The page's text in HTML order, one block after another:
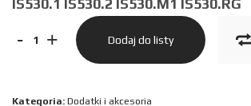
IS530.1 IS530.2 IS530.M1 IS530.RG
-
Panzerglass™
+ Dodaj do listy
Kategoria: Dodatki i akcesoria